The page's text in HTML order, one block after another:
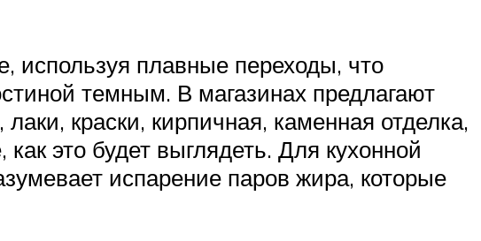
плавные переходы, что
темным. В магазинах предлагают
краски, кирпичная, каменная отделка,
это будет выглядеть. Для кухонной
испарение паров жира, которые